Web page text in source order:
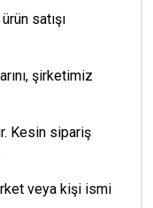
satışı
şirketimiz
Kesin sipariş
veya kişi ismi